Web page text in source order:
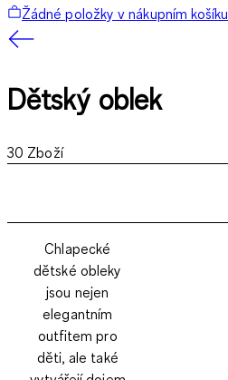
Žádné položky v nákupním košíku
Dětský oblek
30 Zboží
Chlapecké
dětské obleky
jsou nejen
elegantním
outfitem pro
děti, ale také